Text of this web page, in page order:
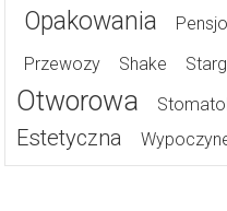
Opakowania
Przewozy
Shake
Otworowa
Estetyczna